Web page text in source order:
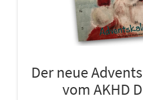
Der neue
vom AKHD